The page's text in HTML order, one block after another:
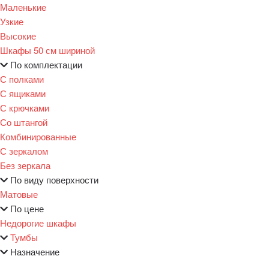
Маленькие
Узкие
Высокие
Шкафы 50 см шириной
По комплектации
С полками
С ящиками
С крючками
Со штангой
Комбинированные
С зеркалом
Без зеркала
По виду поверхности
Матовые
По цене
Недорогие шкафы
Тумбы
Назначение